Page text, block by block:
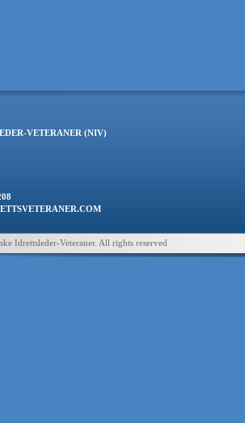
VETERANER (NIV)
Idrettsleder-Veteraner. All rights reserved